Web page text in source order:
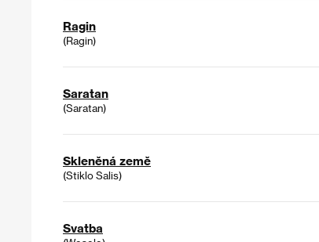
Ragin
(Ragin)
Saratan
(Saratan)
Skleněná země
(Stiklo Salis)
Svatba